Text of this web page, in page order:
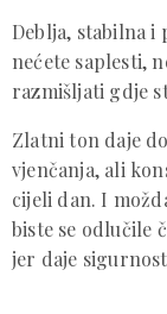
Deblja, stabilna i
nećete saplesti,
razmišljati gdje
Zlatni ton daje
vjenčanja, ali
cijeli dan. I
biste se odlučile
jer daje